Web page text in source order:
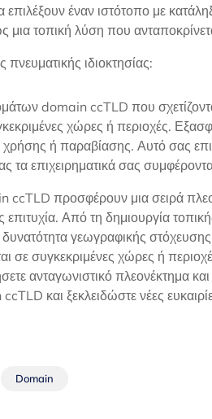
επιλέξουν έναν ιστότοπο με
μια τοπική λύση που
πνευματικής ιδιοκτησίας:
domain ccTLD που
χώρες ή περιοχές.
ή παραβίασης. Αυτό σας
τα επιχειρηματικά σας
ccTLD προσφέρουν μια σειρά
επιτυχία. Από τη δημιουργία
γεωγραφικής
σε συγκεκριμένες χώρες ή
ανταγωνιστικό πλεονέκτημα
και ξεκλειδώστε νέες
Domain